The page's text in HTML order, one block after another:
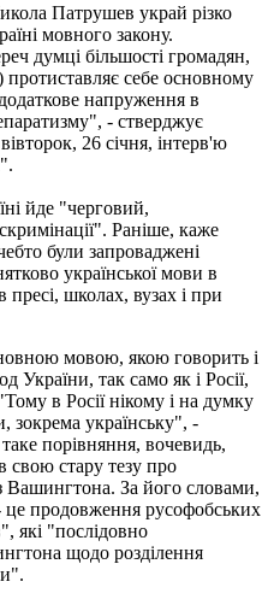
Патрушев украй різко
мовного закону.
думці більшості громадян,
себе основному
напруження в
- стверджує
26 січня, інтерв'ю
йде "черговий,
Раніше, каже
були запроваджені
української мови в
пресі, школах, вузах і при
мовою, якою говорить і
України, так само як і Росії,
в Росії нікому і на думку
зокрема українську", -
порівняння, вочевидь,
свою стару тезу про
Вашингтона. За його словами,
це продовження русофобських
які "послідовно
щодо розділення